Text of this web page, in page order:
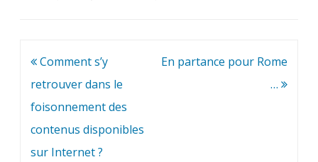
Navigation
de
l’article
Comment s’y
retrouver dans le
foisonnement des
contenus disponibles
sur Internet ?
En partance pour Rome
…